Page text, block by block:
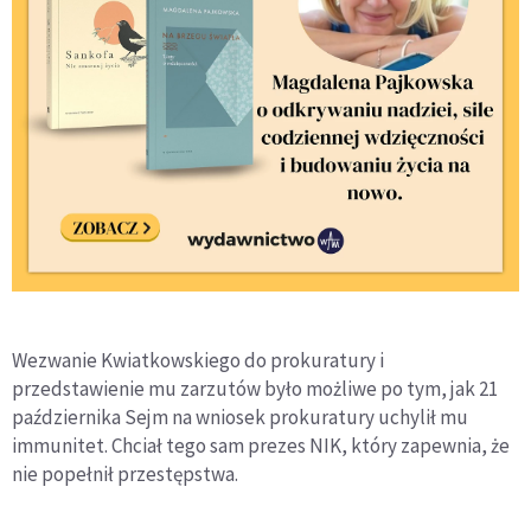
Wezwanie Kwiatkowskiego do prokuratury i
przedstawienie mu zarzutów było możliwe po tym, jak 21
października Sejm na wniosek prokuratury uchylił mu
immunitet. Chciał tego sam prezes NIK, który zapewnia, że
nie popełnił przestępstwa.